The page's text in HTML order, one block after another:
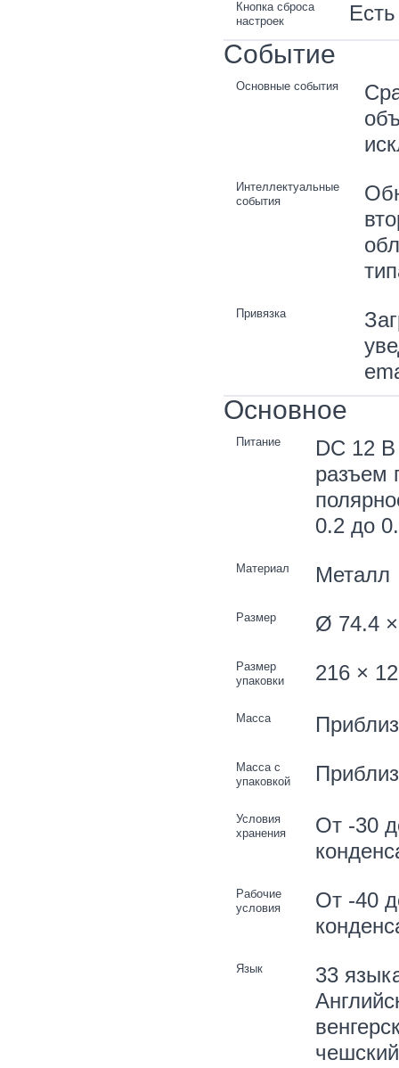
Кнопка сброса
настроек
Есть
Событие
Основные события
Интеллектуальные
события
Привязка
Основное
Питание
DC 12
разъем
0.2 до
Материал Металл
Размер Ø 74.4
Размер
упаковки
216 ×
Масса
Масса с
упаковкой
Условия
хранения
От -30
Рабочие
условия
От -40
Язык
33